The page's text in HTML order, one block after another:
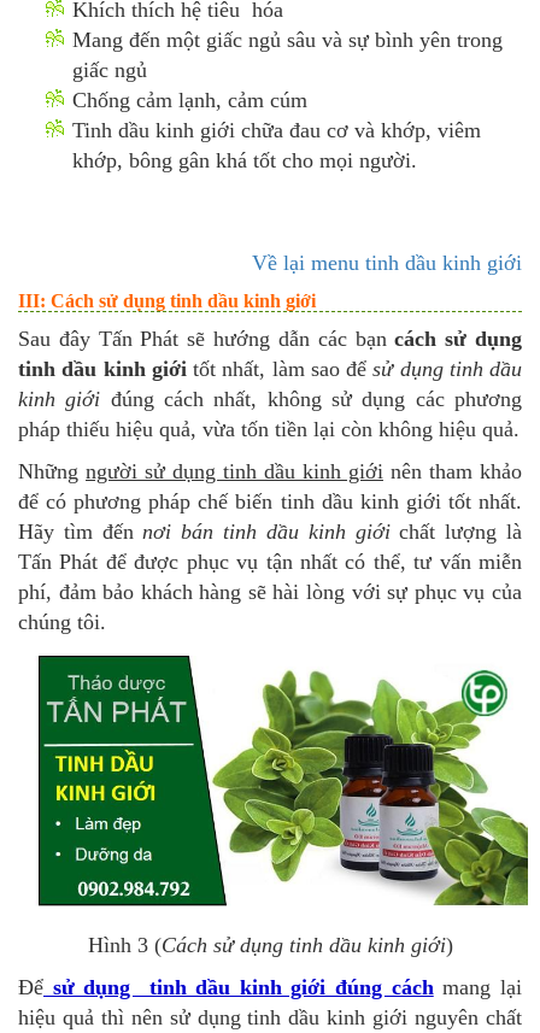
Khích thích hệ tiêu hóa
Mang đến một giấc ngủ sâu và sự bình yên trong
giấc ngủ
Chống cảm lạnh, cảm cúm
Tinh dầu kinh giới chữa đau cơ và khớp, viêm
khớp, bông gân khá tốt cho mọi người.
Về lại menu tinh dầu kinh giới
III: Cách sử dụng tinh dầu kinh giới
Sau đây Tấn Phát sẽ hướng dẫn các bạncách sử dụng
tinh dầu kinh giới tốt nhất, làm sao đểsử dụng tinh dầu
kinh giới đúng cách nhất, không sử dụng các phương
pháp thiếu hiệu quả, vừa tốn tiền lại còn không hiệu quả.
Những người sử dụng tinh dầu kinh giới nên tham khảo
để có phương pháp chế biến tinh dầu kinh giới tốt nhất.
Hãy tìm đến nơi bán tinh dầu kinh giớichất lượng là
Tấn Phát để được phục vụ tận nhất có thể, tư vấn miễn
phí, đảm bảo khách hàng sẽ hài lòng với sự phục vụ của
chúng tôi.
Hình 3 (Cách sử dụng tinh dầu kinh giới)
Để sử dụng tinh dầu kinh giới đúng cách mang lại
hiệu quả thì nên sử dụng tinh dầu kinh giới nguyên chất